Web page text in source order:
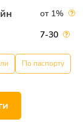
от 1%
7-30
По паспорту